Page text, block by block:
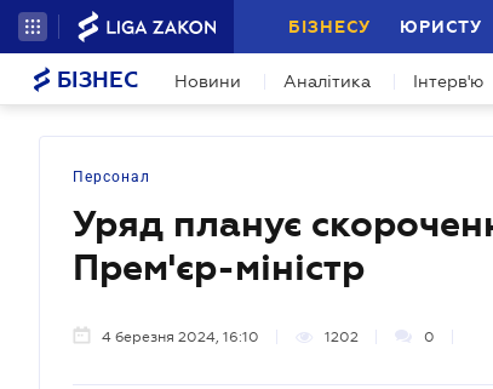
БІЗНЕСУ ЮРИСТУ
БІЗНЕС Новини Аналітика Інтерв'ю
Персонал
Уряд планує
Прем'єр-міністр
4 березня 2024, 16:10 1202 0